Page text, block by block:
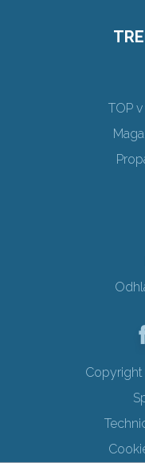
TOP